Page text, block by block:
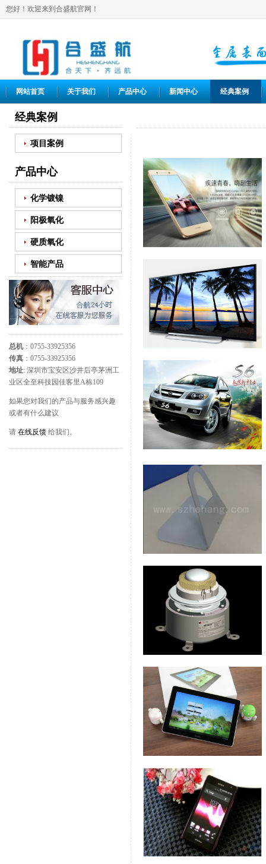
您好！欢迎来到合盛航官网！
网站首页 关于我们 产品中心 新闻中心 经典案例
经典案例
项目案例
产品中心
化学镀镍
阳极氧化
硬质氧化
智能产品
总机 ：0755-33925356
传真 ：0755-33925356
地址: 深圳市宝安区沙井后亭茅洲工
业区全至科技园佳客里A栋109
如果您对我们的产品与服务感兴趣
或者有什么建议
请 在线反馈 给我们。